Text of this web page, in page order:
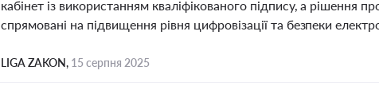
кабінет із використанням кваліфікованого підпису, а рішення
спрямовані на підвищення рівня цифровізації та безпеки
LIGA ZAKON, 15 серпня 2025